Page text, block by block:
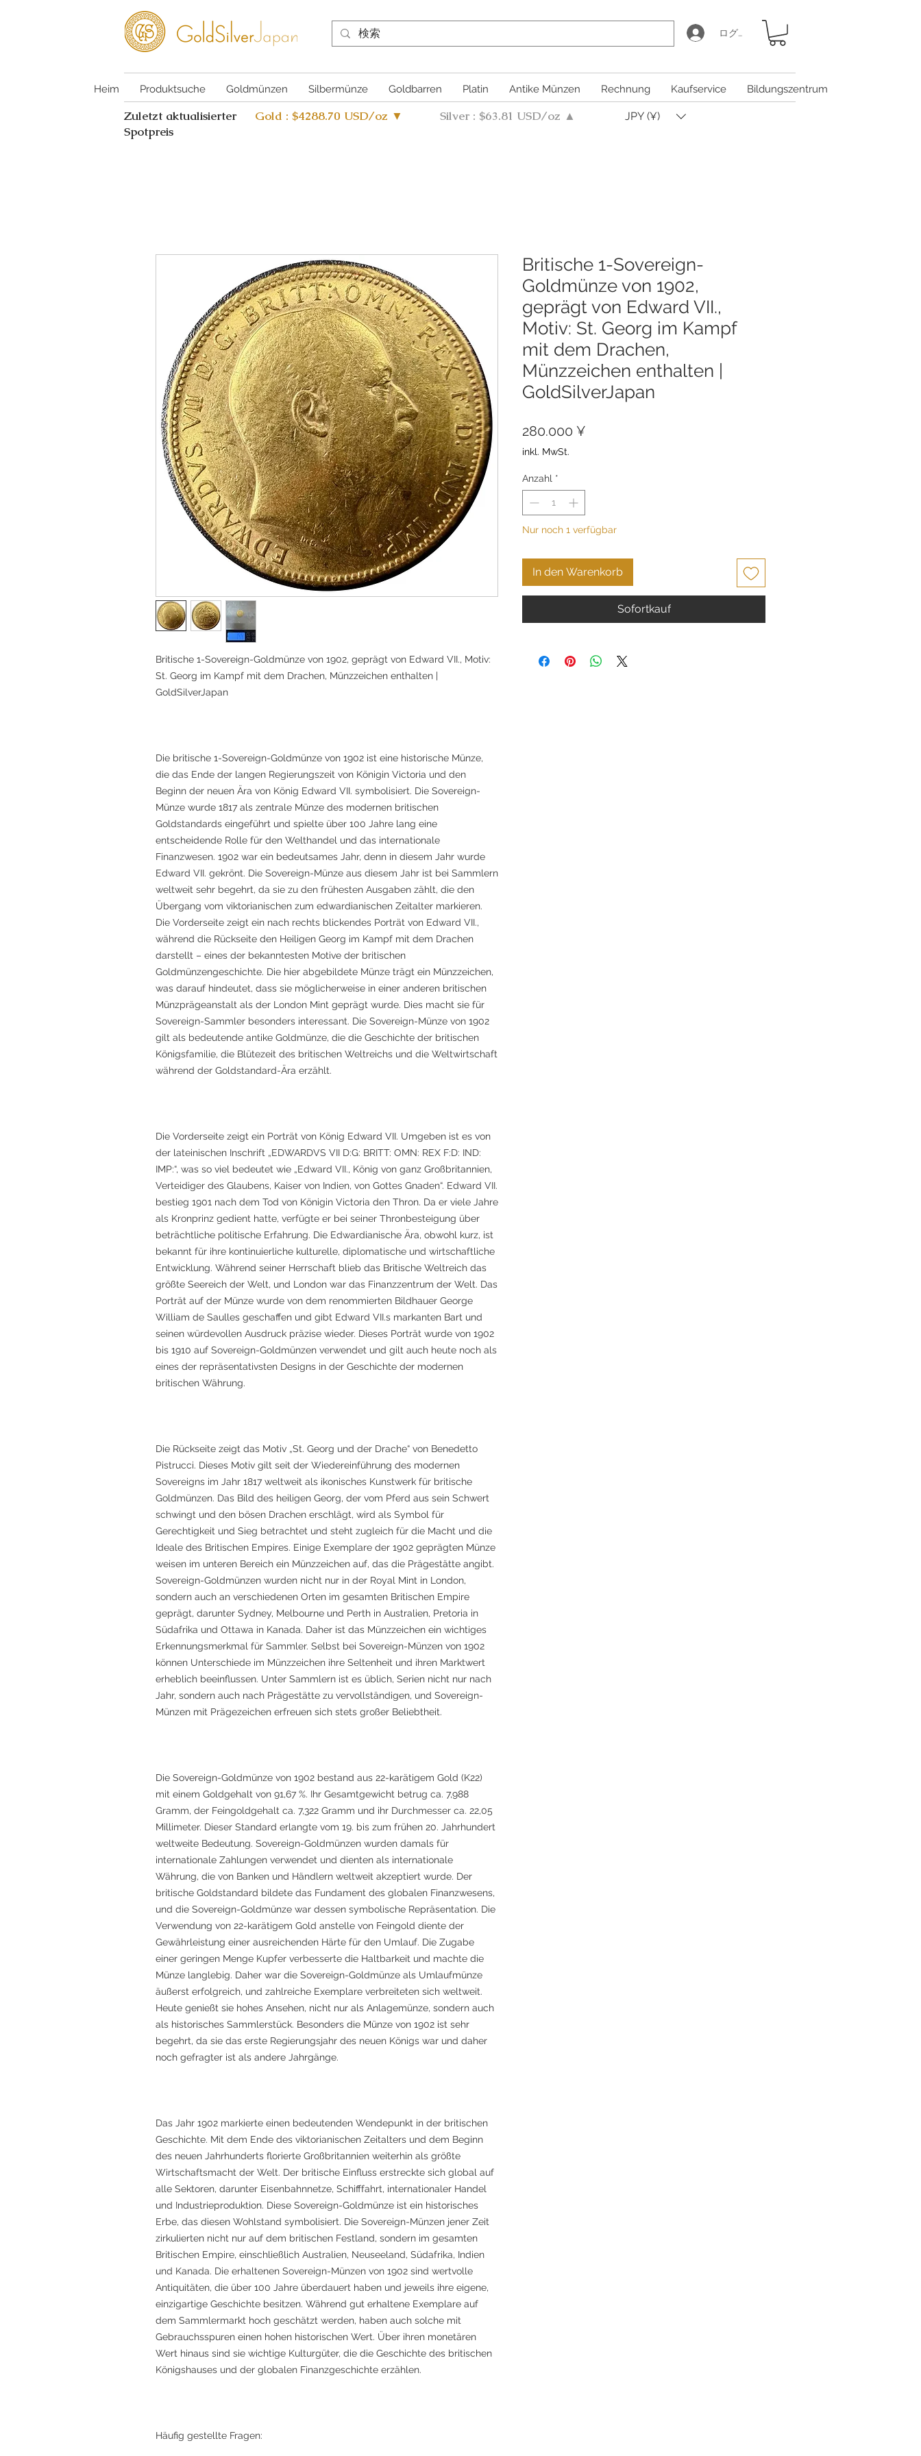
ログイン
Heim Produktsuche Goldmünzen Silbermünze Goldbarren Platin Antike Münzen Rechnung Kaufservice Bildungszentrum
Zuletzt aktualisierter
Spotpreis
Gold : $4288.70 USD/oz ▼ Silver : $63.81 USD/oz ▲ JPY (¥)
Britische 1-Sovereign-Goldmünze von 1902, geprägt von Edward VII., Motiv:
St. Georg im Kampf mit dem Drachen, Münzzeichen enthalten |
GoldSilverJapan
Die britische 1-Sovereign-Goldmünze von 1902 ist eine historische Münze,
die das Ende der langen Regierungszeit von Königin Victoria und den
Beginn der neuen Ära von König Edward VII. symbolisiert. Die Sovereign-
Münze wurde 1817 als zentrale Münze des modernen britischen
Goldstandards eingeführt und spielte über 100 Jahre lang eine
entscheidende Rolle für den Welthandel und das internationale
Finanzwesen. 1902 war ein bedeutsames Jahr, denn in diesem Jahr wurde
Edward VII. gekrönt. Die Sovereign-Münze aus diesem Jahr ist bei Sammlern
weltweit sehr begehrt, da sie zu den frühesten Ausgaben zählt, die den
Übergang vom viktorianischen zum edwardianischen Zeitalter markieren.
Die Vorderseite zeigt ein nach rechts blickendes Porträt von Edward VII.,
während die Rückseite den Heiligen Georg im Kampf mit dem Drachen
darstellt – eines der bekanntesten Motive der britischen
Goldmünzengeschichte. Die hier abgebildete Münze trägt ein Münzzeichen,
was darauf hindeutet, dass sie möglicherweise in einer anderen britischen
Münzprägeanstalt als der London Mint geprägt wurde. Dies macht sie für
Sovereign-Sammler besonders interessant. Die Sovereign-Münze von 1902
gilt als bedeutende antike Goldmünze, die die Geschichte der britischen
Königsfamilie, die Blütezeit des britischen Weltreichs und die Weltwirtschaft
während der Goldstandard-Ära erzählt.
Die Vorderseite zeigt ein Porträt von König Edward VII. Umgeben ist es von
der lateinischen Inschrift „EDWARDVS VII D:G: BRITT: OMN: REX F:D: IND:
IMP:“, was so viel bedeutet wie „Edward VII., König von ganz Großbritannien,
Verteidiger des Glaubens, Kaiser von Indien, von Gottes Gnaden“. Edward VII.
bestieg 1901 nach dem Tod von Königin Victoria den Thron. Da er viele Jahre
als Kronprinz gedient hatte, verfügte er bei seiner Thronbesteigung über
beträchtliche politische Erfahrung. Die Edwardianische Ära, obwohl kurz, ist
bekannt für ihre kontinuierliche kulturelle, diplomatische und wirtschaftliche
Entwicklung. Während seiner Herrschaft blieb das Britische Weltreich das
größte Seereich der Welt, und London war das Finanzzentrum der Welt. Das
Porträt auf der Münze wurde von dem renommierten Bildhauer George
William de Saulles geschaffen und gibt Edward VII.s markanten Bart und
seinen würdevollen Ausdruck präzise wieder. Dieses Porträt wurde von 1902
bis 1910 auf Sovereign-Goldmünzen verwendet und gilt auch heute noch als
eines der repräsentativsten Designs in der Geschichte der modernen
britischen Währung.
Die Rückseite zeigt das Motiv „St. Georg und der Drache“ von Benedetto
Pistrucci. Dieses Motiv gilt seit der Wiedereinführung des modernen
Sovereigns im Jahr 1817 weltweit als ikonisches Kunstwerk für britische
Goldmünzen. Das Bild des heiligen Georg, der vom Pferd aus sein Schwert
schwingt und den bösen Drachen erschlägt, wird als Symbol für
Gerechtigkeit und Sieg betrachtet und steht zugleich für die Macht und die
Ideale des Britischen Empires. Einige Exemplare der 1902 geprägten Münze
weisen im unteren Bereich ein Münzzeichen auf, das die Prägestätte angibt.
Sovereign-Goldmünzen wurden nicht nur in der Royal Mint in London,
sondern auch an verschiedenen Orten im gesamten Britischen Empire
geprägt, darunter Sydney, Melbourne und Perth in Australien, Pretoria in
Südafrika und Ottawa in Kanada. Daher ist das Münzzeichen ein wichtiges
Erkennungsmerkmal für Sammler. Selbst bei Sovereign-Münzen von 1902
können Unterschiede im Münzzeichen ihre Seltenheit und ihren Marktwert
erheblich beeinflussen. Unter Sammlern ist es üblich, Serien nicht nur nach
Jahr, sondern auch nach Prägestätte zu vervollständigen, und Sovereign-
Münzen mit Prägezeichen erfreuen sich stets großer Beliebtheit.
Die Sovereign-Goldmünze von 1902 bestand aus 22-karätigem Gold (K22)
mit einem Goldgehalt von 91,67 %. Ihr Gesamtgewicht betrug ca. 7,988
Gramm, der Feingoldgehalt ca. 7,322 Gramm und ihr Durchmesser ca. 22,05
Millimeter. Dieser Standard erlangte vom 19. bis zum frühen 20. Jahrhundert
weltweite Bedeutung. Sovereign-Goldmünzen wurden damals für
internationale Zahlungen verwendet und dienten als internationale
Währung, die von Banken und Händlern weltweit akzeptiert wurde. Der
britische Goldstandard bildete das Fundament des globalen Finanzwesens,
und die Sovereign-Goldmünze war dessen symbolische Repräsentation. Die
Verwendung von 22-karätigem Gold anstelle von Feingold diente der
Gewährleistung einer ausreichenden Härte für den Umlauf. Die Zugabe
einer geringen Menge Kupfer verbesserte die Haltbarkeit und machte die
Münze langlebig. Daher war die Sovereign-Goldmünze als Umlaufmünze
äußerst erfolgreich, und zahlreiche Exemplare verbreiteten sich weltweit.
Heute genießt sie hohes Ansehen, nicht nur als Anlagemünze, sondern auch
als historisches Sammlerstück. Besonders die Münze von 1902 ist sehr
begehrt, da sie das erste Regierungsjahr des neuen Königs war und daher
noch gefragter ist als andere Jahrgänge.
Das Jahr 1902 markierte einen bedeutenden Wendepunkt in der britischen
Geschichte. Mit dem Ende des viktorianischen Zeitalters und dem Beginn
des neuen Jahrhunderts florierte Großbritannien weiterhin als größte
Wirtschaftsmacht der Welt. Der britische Einfluss erstreckte sich global auf
alle Sektoren, darunter Eisenbahnnetze, Schifffahrt, internationaler Handel
und Industrieproduktion. Diese Sovereign-Goldmünze ist ein historisches
Erbe, das diesen Wohlstand symbolisiert. Die Sovereign-Münzen jener Zeit
zirkulierten nicht nur auf dem britischen Festland, sondern im gesamten
Britischen Empire, einschließlich Australien, Neuseeland, Südafrika, Indien
und Kanada. Die erhaltenen Sovereign-Münzen von 1902 sind wertvolle
Antiquitäten, die über 100 Jahre überdauert haben und jeweils ihre eigene,
einzigartige Geschichte besitzen. Während gut erhaltene Exemplare auf
dem Sammlermarkt hoch geschätzt werden, haben auch solche mit
Gebrauchsspuren einen hohen historischen Wert. Über ihren monetären
Wert hinaus sind sie wichtige Kulturgüter, die die Geschichte des britischen
Königshauses und der globalen Finanzgeschichte erzählen.
Häufig gestellte Fragen:
Britische 1-Sovereign-
Goldmünze von 1902,
geprägt von Edward VII.,
Motiv: St. Georg im Kampf
mit dem Drachen,
Münzzeichen enthalten |
GoldSilverJapan
280.000 ¥
inkl. MwSt.
Anzahl *
Nur noch 1 verfügbar
In den Warenkorb
Sofortkauf